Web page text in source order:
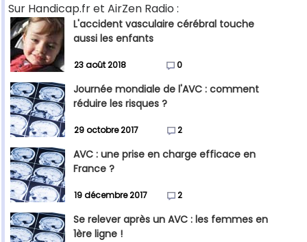
Sur Handicap.fr et AirZen Radio :
L'accident vasculaire cérébral touche
aussi les enfants
23 août 2018 0
Journée mondiale de l'AVC : comment
réduire les risques ?
29 octobre 2017 2
AVC : une prise en charge efficace en
France ?
19 décembre 2017 2
Se relever après un AVC : les femmes en
1ère ligne !